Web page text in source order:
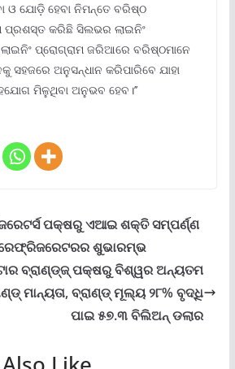
ଓ ଯୋଡ଼ି ହେବା ନିମନ୍ତେ ବରିଷ୍ଠ
ପ୍ରଶସ୍ତ କରିଛି ସିଲଭର ଲାଇନିଂ
ପ୍ରୋଗ୍ରାମ ଜରିଆରେ ବରିଷ୍ଠମାନେ
ସହଜରେ ଅନୁସନ୍ଧାନ କରିପାରିବେ ଯାହା
ମିଳୁଥିବା ଅନୁଭବ ହେବ।’’
ପକ୍ଷରୁ ଏଆଇ ଶକ୍ତି ସମ୍ପର୍ଣ୍ଣ
ରେଫ୍ରିଜରେଟରର ଶୁଭାରମ୍ଭ
ବ୍ରାଣ୍ଡ୍‌ଜ୍ ପକ୍ଷରୁ ବିଶ୍ୱର ଅନ୍ୟତମ
ମାନ୍ୟତା, ବ୍ରାଣ୍ଡ୍ ମୂଲ୍ୟ ୨୮% ବୃଦ୍ଧି
ପାଇ ୫୭.୩ ବିଲିଅନ୍ ଡଲାର